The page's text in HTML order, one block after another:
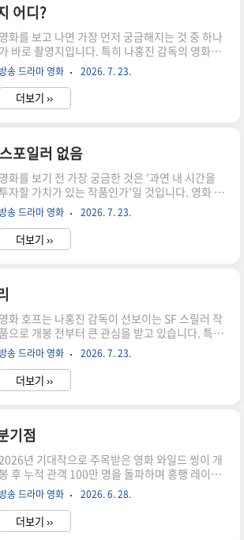
국 영화보다 훨씬 큰 규모의 프로젝트로 평가받
습니다. 나홍진 감독 특유의 연출 스타일에 더해 국
내외 배우들이 참여하면서 제작 단계부터 업계의
관심을 한 몸에 받았습니다. 이처럼 대규모 제작비
가 투입된 작품은 자연스럽게 손익분기점이 화제가
됩니다. 손익분기점은 단순한 숫자가 아니라 영화
투자금을 회수하고 수익을 내기 시작하는 기..
어디?
영화를 보고 나면 가장 먼저 궁금해지는 것 중 하나
가 바로 촬영지입니다. 특히 나홍진 감독의 영화
《호프(HOPE)》는 공개 전부터 촬영 장소에 대한
관심이 이어지고 있습니다. 이번 글에서는 영화 호
촬영지로 알려진 전남 해남 남창리를 중심으로
영 배경과 방문 포인트, 함께 둘러볼 만한 여행 정
면 남창리 일대로 알려져 있습니다. 남해안의 잔잔
한 바다와 오래된 어촌 풍경을 간직한 이곳은 현대
적인 개발이 상대적으로 적어 영화가 원하는 분위
기를 표현하기에 적합한 장소였습니다. 특히 제작
진은 기존 마을 풍경을 활용하는 데 그치지 않고 영
화의 배경이 되는 공간을 더욱 사실적으로 구현하
위해 일부 세트를 조성한 ..
방송 드라마 영화 2026. 7. 23.
더보기 ››
포일러 없음
영화를 보기 전 가장 궁금한 것은 '과연 내 시간을
투자할 가치가 있는 작품인가'일 것입니다. 영화 호
프는 공개 전부터 화려한 제작진과 배우들의 조합
으로 큰 관심을 모았고, 개봉 이후에는 다양한 해석
평가가 이어지고 있습니다. 이번 글에서는 스포
러를 최대한 배제한 채 영화의 분위기와 장점, 아
프는 공개 전부터 대규모 제작비와 독특한 세계
관으로 화제를 모았습니다. 기존 한국 영화에서는
쉽게 볼 수 없었던 장르적 시도와 압도적인 스케일
을 내세우며 많은 관객의 기대를 모았고, 개봉 이후
에도 다양한 리뷰와 관람 후기가 빠르게 확산되고
있습니다. 특히 '단순한 괴수 영화인가?', '미스터
스릴러인가?'..
방송 드라마 영화 2026. 7. 23.
더보기 ››
영화 호프는 나홍진 감독이 선보이는 SF 스릴러 작
품으로 개봉 전부터 큰 관심을 받고 있습니다. 특히
'영화 호프 줄거리'를 검색하는 사람들은 어떤 이야
기인지, 기존 한국 영화와 무엇이 다른지 궁금해하
경우가 많습니다. 이번 글에서는 알려진 정보를
탕으로 줄거리와 등장인물, 관람 포인트를 차례
가 결합된 작품입니다. 나홍진 감독 특유의 긴장
있는 연출과 독창적인 세계관이 더해져 개봉 전
터 화제를 모았습니다. 이 작품의 배경은 비무장
대 인근의 작은 항구 마을입니다. 평범했던 일상
이 예상치 못한 사건으로 무너지면서 주민들은 생
존을 위한 선택을 해야 하는 상황에 놓입니다. 단순
한 괴수 영화가 ..
방송 드라마 영화 2026. 7. 23.
더보기 ››
기점
2026년 기대작으로 주목받은 영화 와일드 씽이 개
후 누적 관객 100만 명을 돌파하며 흥행 레이스
를 이어가고 있습니다. 제작비 80억 원이 투입된 작
품인 만큼 많은 관객이 가장 궁금해하는 부분은 바
손익분기점 200만 명을 달성할 수 있을지입니
. 현재 흥행 흐름과 앞으로의 전망을 살펴보겠습
방송 드라마 영화 2026. 6. 28.
더보기 ››